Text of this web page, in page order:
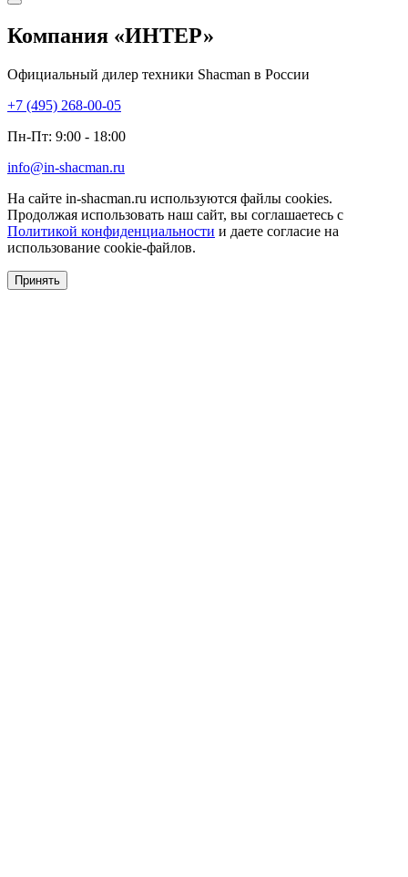
Компания «ИНТЕР»
Официальный дилер техники Shacman в России
+7 (495) 268-00-05
Пн-Пт: 9:00 - 18:00
info@in-shacman.ru
На сайте in-shacman.ru используются файлы cookies.
Продолжая использовать наш сайт, вы соглашаетесь с
Политикой конфиденциальности и даете согласие на
использование cookie-файлов.
Принять